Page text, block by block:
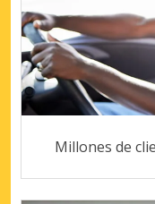
Millones de